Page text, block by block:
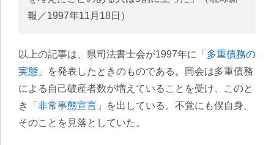
報／1997年11月18日）
以上の記事は、県司法書士会が1997年に「 多重債務の
実態 」を発表したときのものである。同会は多重債務
による自己破産者数が増えていることを受け、このと
き「 非常事態宣言 」を出している。不覚にも僕自身、
そのことを見落としていた。